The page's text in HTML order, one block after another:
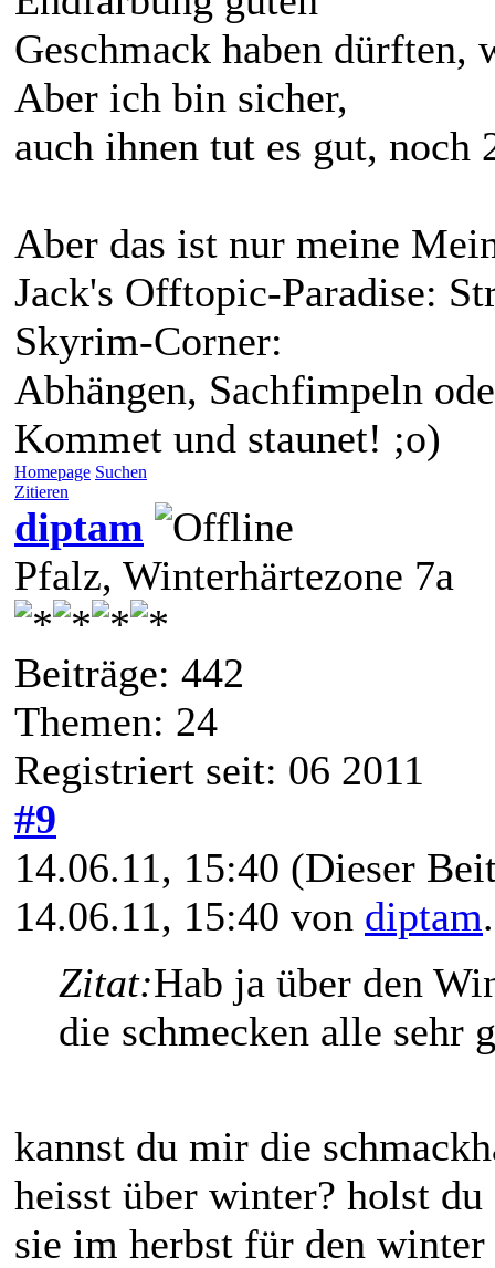
Geschmack haben dürften,
Aber ich bin sicher,
auch ihnen tut es gut, noch
Aber das ist nur meine
Jack's Offtopic-Paradise:
Skyrim-Corner:
Abhängen, Sachfimpeln
Kommet und staunet! ;o)
Homepage Suchen
Zitieren
diptam
Pfalz, Winterhärtezone 7a
Beiträge: 442
Themen: 24
Registriert seit: 06 2011
#9
14.06.11, 15:40 (Dieser
14.06.11, 15:40 von diptam
Zitat:Hab ja über den
die schmecken alle sehr
kannst du mir die
heisst über winter? holst
sie im herbst für den winter